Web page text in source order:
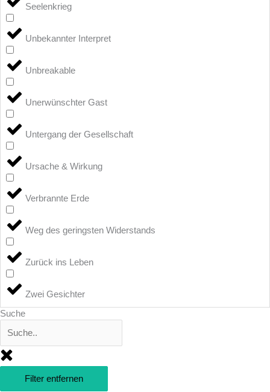
Seelenkrieg
Unbekannter Interpret
Unbreakable
Unerwünschter Gast
Untergang der Gesellschaft
Ursache & Wirkung
Verbrannte Erde
Weg des geringsten Widerstands
Zurück ins Leben
Zwei Gesichter
Suche
Filter entfernen